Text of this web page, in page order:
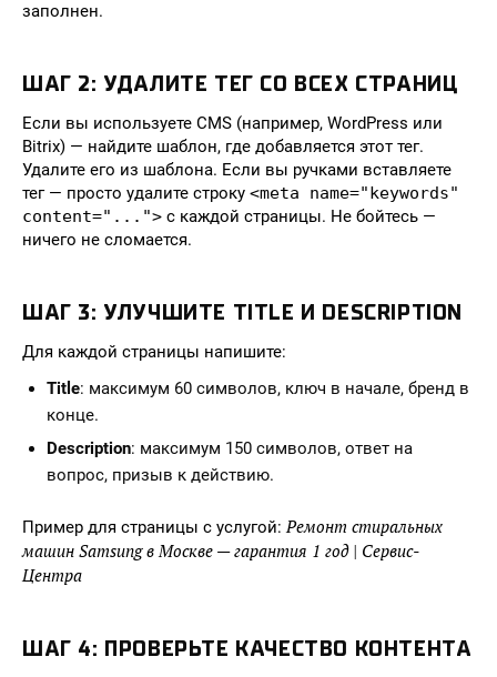
заполнен.
ШАГ 2: УДАЛИТЕ ТЕГ СО ВСЕХ СТРАНИЦ
Если вы используете CMS (например, WordPress или
Bitrix) — найдите шаблон, где добавляется этот тег.
Удалите его из шаблона. Если вы ручками вставляете
тег — просто удалите строку <meta name="keywords"
content="..."> с каждой страницы. Не бойтесь —
ничего не сломается.
ШАГ 3: УЛУЧШИТЕ TITLE И DESCRIPTION
Для каждой страницы напишите:
Title: максимум 60 символов, ключ в начале, бренд в
конце.
Description: максимум 150 символов, ответ на
вопрос, призыв к действию.
Пример для страницы с услугой:Ремонт стиральных
машин Samsung в Москве — гарантия 1 год | Сервис-
Центра
ШАГ 4: ПРОВЕРЬТЕ КАЧЕСТВО КОНТЕНТА